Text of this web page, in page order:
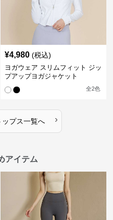
¥4,980 (税込)
ヨガウェア スリムフィット ジッ
プアップヨガジャケット
全2色
ップス一覧へ ›
アイテム